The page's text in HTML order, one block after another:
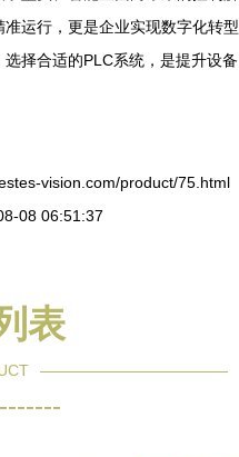
运行，更是企业实现数字化转型
择合适的PLC系统，是提升设备
vision.com/product/75.html
08 06:51:37
表